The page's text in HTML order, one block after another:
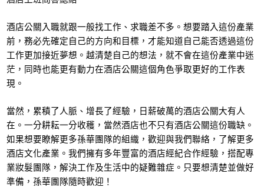
酒店公關入職就跟一般找工作、求職差不多。想要踏入這份產業
前，務必先確定自己的方向和目標，才能知道自己能否透過這份
工作更加接近夢想。越清楚自己的想法，就不會在這份產業中迷
茫，同時也能更有動力在酒店公關這個角色爭取更好的工作表
現。
當然，累積了人脈、增長了經驗，日薪破萬的酒店公關大有人
在。一分耕耘一分收穫，當然酒店也不只有酒店公關這份職缺。
如果想要瞭解更多孫華團隊的組織，歡迎與我們聯絡，了解更多
酒店文化產業。我們擁有多年豐富的酒店經紀合作經驗，搭配專
業妝髮團隊，解決工作及生活中的疑難雜症。只要想清楚並做好
準備，孫華團隊隨時歡迎！